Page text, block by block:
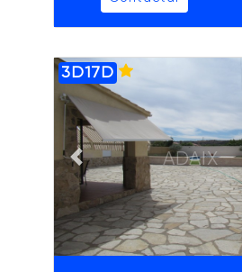
Previous slideADAIX
3D17D